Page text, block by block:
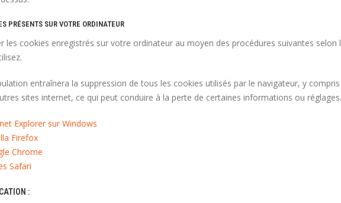
PRÉSENTS SUR VOTRE ORDINATEUR
les cookies enregistrés sur votre ordinateur au moyen des procédures suivantes selon
entraînera la suppression de tous les cookies utilisés par le navigateur, y compris
sites internet, ce qui peut conduire à la perte de certaines informations ou réglages.
Explorer sur Windows
Firefox
Chrome
Safari
: